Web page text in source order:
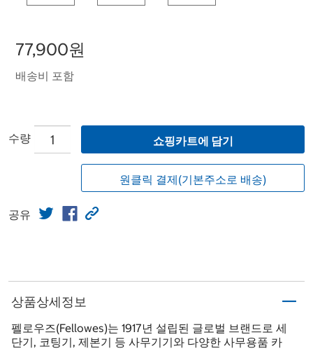
77,900원
배송비 포함
수량 쇼핑카트에 담기
원클릭 결제(기본주소로 배송)
공유
상품상세정보
펠로우즈(Fellowes)는 1917년 설립된 글로벌 브랜드로 세
단기, 코팅기, 제본기 등 사무기기와 다양한 사무용품 카